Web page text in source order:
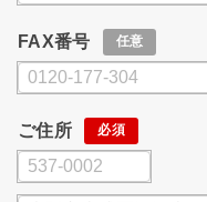
FAX番号
ご住所